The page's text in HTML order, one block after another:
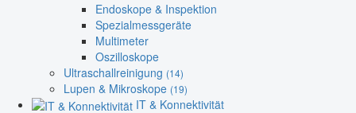
Endoskope & Inspektion
Spezialmessgeräte
Multimeter
Oszilloskope
Ultraschallreinigung (14)
Lupen & Mikroskope (19)
IT & Konnektivität